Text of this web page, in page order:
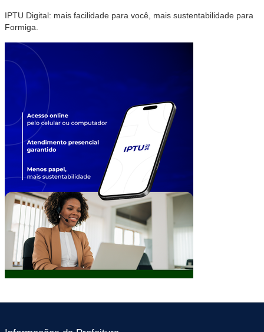
IPTU Digital: mais facilidade para você, mais sustentabilidade para
Formiga.